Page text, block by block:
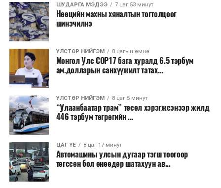
Шөнөдөө Монгол-Алтай, Хангай, Хөвсгөлийн
уулархаг нутаг, Завхан, Заг, Байдраг голын эх,
Хүрэнбэлчир орчим, Тэрэлж голын хөндийгөөр
Их нууруудын хотгор, говийн бүс нутгийн өмнөд
хэсэг, Дорнод, Дарьгангын тал нутгаар 18-23
хэм, бусад нутгаар 12-17 хэм, өдөртөө Монгол-
Эг, Үүр, Тэрэлж, Хэрлэн, Онон, Улз, Халх голын
хөндий, Дорнод, Дарьгангын тал нутгаар 23-28
хэм, Их нууруудын хотгор, говийн бүс нутгийн
хэм дулаан байна. 9-нд баруун болон төвийн
аймгуудын нутгийн хойд хэсгээр, 10-наас ихэнх
нутгаар сэрүүснэ.
ШУДАРГА МЭДЭЭ 7 цаг 53 минут
Нөөцийн махны хяналтын тогтолцоог
шинэчилнэ
УЛСТӨР НИЙГЭМ 8 цагын өмнө
Монгол Улс COP17 бага хуралд 6.5 тэрбум
ам.долларын санхүүжилт татах...
УЛСТӨР НИЙГЭМ 8 цаг 5 минут
“Улаанбаатар трам” төсөл хэрэгжсэнээр жилд
446 тэрбум төгрөгийн ...
ЦАГ ҮЕ 8 цаг 17 минут
Автомашины улсын дугаар тэгш тоогоор
төгссөн бол өнөөдөр шатахуун ав...